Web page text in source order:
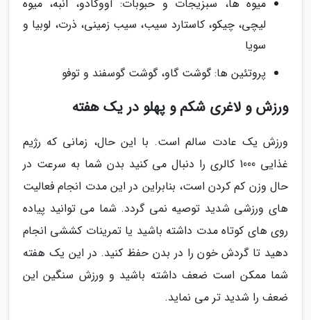
میوه ها، سبزیجات و حبوبات: آووکادو، انبه، میوه
لیچی، چیکو، کاستارد سیب، سیب زمینی، ذرت، لوبیا و
سویا
پروتئین ها: گوشت گاو، گوشت گوسفند و توفو
ورزش و لاغری شکم و پهلو در یک هفته
ورزش یک عادت سالم است. با این حال، زمانی که رژیم
غذایی 1000 کالری را دنبال می کنید بدن شما به سرعت در
حال وزن کم کردن است، بنابراین در این مدت انجام فعالیت
های ورزشی شدید توصیه نمی گردد. شما می توانید پیاده
روی های کوتاه مدت داشته باشید یا تمرینات کششی انجام
دهید تا گردش خون را در بدن حفظ کنید. در این یک هفته
شما ممکن است ضعف داشته باشید و ورزش سنگین این
ضعف را شدید تر می نماید.